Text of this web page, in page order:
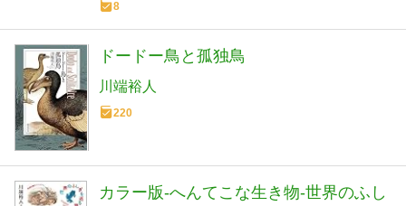
8
ドードー鳥と孤独鳥
川端裕人
220
カラー版-へんてこな生き物-世界のふし